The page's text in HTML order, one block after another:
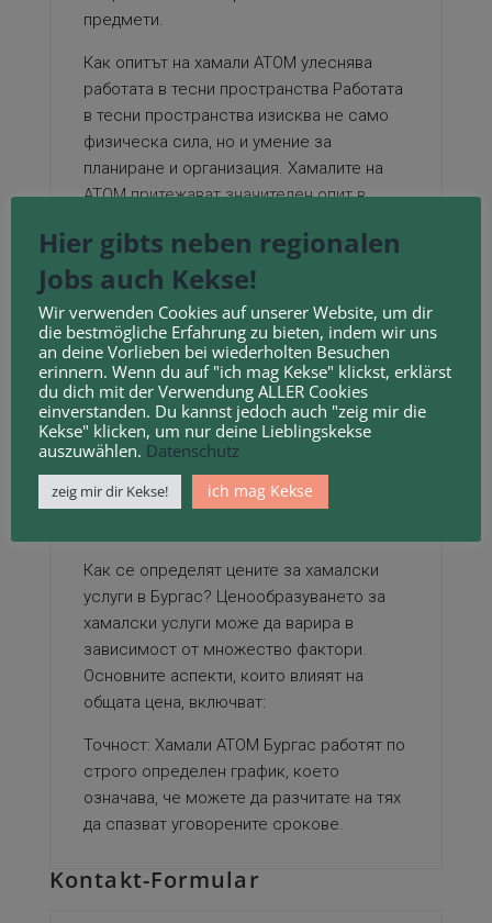
предмети.
Как опитът на хамали АТОМ улеснява
работата в тесни пространства Работата
в тесни пространства изисква не само
физическа сила, но и умение за
планиране и организация. Хамалите на
АТОМ притежават значителен опит в
свързани с ограничени коридори,
товаро-разтоварни дейности
добрия маршрут за преместване на
тежки предмети, което минимизира
риска от повреда.
Преимущества на хамалските услуги на
АТОМ Доверието в компанията за
преместване е от съществено значение.
Ето някои от главните предимства на
Как се определят цените за хамалски
услуги в Бургас? Ценообразуването за
хамалски услуги може да варира в
зависимост от множество фактори.
Основните аспекти, които влияят на
общата цена, включват:
Точност: Хамали АТОМ Бургас работят по
строго определен график, което
означава, че можете да разчитате на тях
да спазват уговорените срокове.
Kontakt-Formular
Hier gibts neben regionalen
Jobs auch Kekse!
Wir verwenden Cookies auf unserer Website, um dir
die bestmögliche Erfahrung zu bieten, indem wir uns
an deine Vorlieben bei wiederholten Besuchen
erinnern. Wenn du auf "ich mag Kekse" klickst, erklärst
du dich mit der Verwendung ALLER Cookies
einverstanden. Du kannst jedoch auch "zeig mir die
Kekse" klicken, um nur deine Lieblingskekse
auszuwählen. Datenschutz
zeig mir dir Kekse! ich mag Kekse